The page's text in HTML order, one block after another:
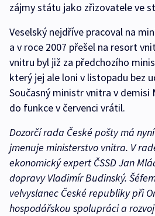
zájmy státu jako zřizovatele ve
Veselský nejdříve pracoval na
a v roce 2007 přešel na resort
vnitru byl již za předchozího
který jej ale loni v listopadu bez
Současný ministr vnitra v demisi
do funkce v červenci vrátil.
Dozorčí rada České pošty má
jmenuje ministerstvo vnitra. V
ekonomický expert ČSSD Jan
dopravy Vladimír Budinský.
velvyslanec České republiky při
hospodářskou spolupráci a